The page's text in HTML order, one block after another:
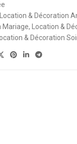
Location & Décoration
Mariage,
Location &
Location & Décoration